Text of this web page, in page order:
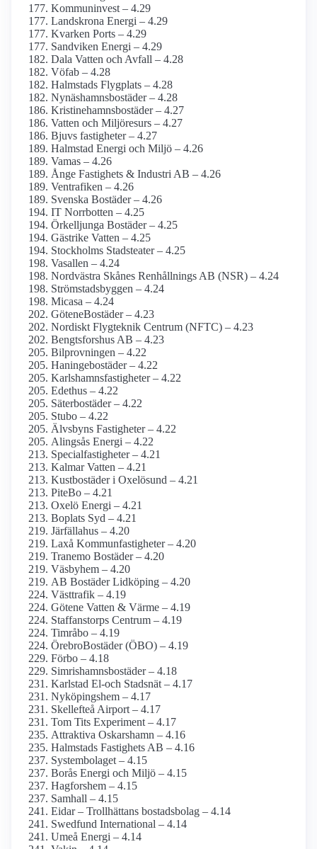
Kommuninvest – 4.29
Landskrona Energi – 4.29
Kvarken Ports – 4.29
Sandviken Energi – 4.29
Dala Vatten och Avfall – 4.28
Vöfab – 4.28
Halmstads Flygplats – 4.28
Nynäshamnsbostäder – 4.28
Kristinehamnsbostäder – 4.27
Vatten och Miljöresurs – 4.27
Bjuvs fastigheter – 4.27
Halmstad Energi och Miljö – 4.26
Vamas – 4.26
Ånge Fastighets & Industri AB – 4.26
Ventrafiken – 4.26
Svenska Bostäder – 4.26
IT Norrbotten – 4.25
Örkelljunga Bostäder – 4.25
Gästrike Vatten – 4.25
Stockholms Stadsteater – 4.25
Vasallen – 4.24
Nordvästra Skånes Renhållnings AB (NSR) – 4.24
Strömstadsbyggen – 4.24
Micasa – 4.24
GöteneBostäder – 4.23
Nordiskt Flygteknik Centrum (NFTC) – 4.23
Bengtsforshus AB – 4.23
Bilprovningen – 4.22
Haningebostäder – 4.22
Karlshamnsfastigheter – 4.22
Edethus – 4.22
Säterbostäder – 4.22
Stubo – 4.22
Älvsbyns Fastigheter – 4.22
Alingsås Energi – 4.22
Specialfastigheter – 4.21
Kalmar Vatten – 4.21
Kustbostäder i Oxelösund – 4.21
PiteBo – 4.21
Oxelö Energi – 4.21
Boplats Syd – 4.21
Järfällahus – 4.20
Laxå Kommunfastigheter – 4.20
Tranemo Bostäder – 4.20
Väsbyhem – 4.20
AB Bostäder Lidköping – 4.20
Västtrafik – 4.19
Götene Vatten & Värme – 4.19
Staffanstorps Centrum – 4.19
Timråbo – 4.19
ÖrebroBostäder (ÖBO) – 4.19
Förbo – 4.18
Simrishamnsbostäder – 4.18
Karlstad El-och Stadsnät – 4.17
Nyköpingshem – 4.17
Skellefteå Airport – 4.17
Tom Tits Experiment – 4.17
Attraktiva Oskarshamn – 4.16
Halmstads Fastighets AB – 4.16
Systembolaget – 4.15
Borås Energi och Miljö – 4.15
Hagforshem – 4.15
Samhall – 4.15
Eidar – Trollhättans bostadsbolag – 4.14
Swedfund International – 4.14
Umeå Energi – 4.14